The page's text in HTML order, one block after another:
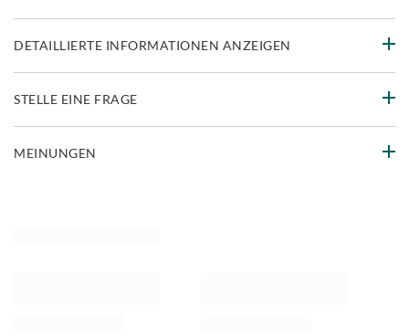
DETAILLIERTE INFORMATIONEN ANZEIGEN
STELLE EINE FRAGE
MEINUNGEN